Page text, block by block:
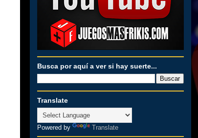
Busca por aquí a ver si hay suerte...
Translate
Powered by Translate